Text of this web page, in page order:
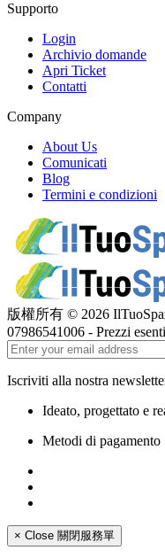
Supporto
Login
Archivio domande
Apri Ticket
Contatti
Company
About Us
Comunicati
Blog
Termini e condizioni
版權所有 © 2026
07986541006 - Prezzi
Iscriviti alla nostra
Ideato, progettato e
Metodi di pagamento
× Close 關閉服務單